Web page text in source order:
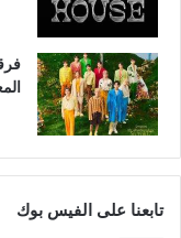
تابعنا على الفيس بوك